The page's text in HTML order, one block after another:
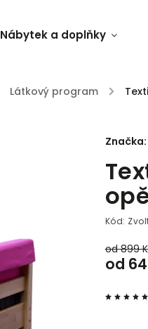
Nábytek a doplňky
Látkový program /
Kód:
od 899
od
Značka: